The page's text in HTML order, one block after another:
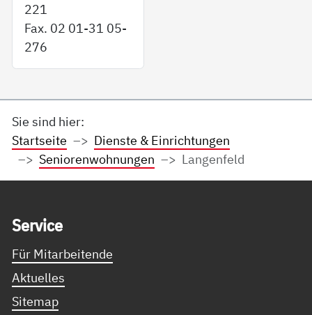
221
Fax. 02 01-31 05-
276
Sie sind hier:
Startseite
Dienste & Einrichtungen
Seniorenwohnungen
Langenfeld
Ser­vice
Für Mitarbeitende
Aktuelles
Sitemap